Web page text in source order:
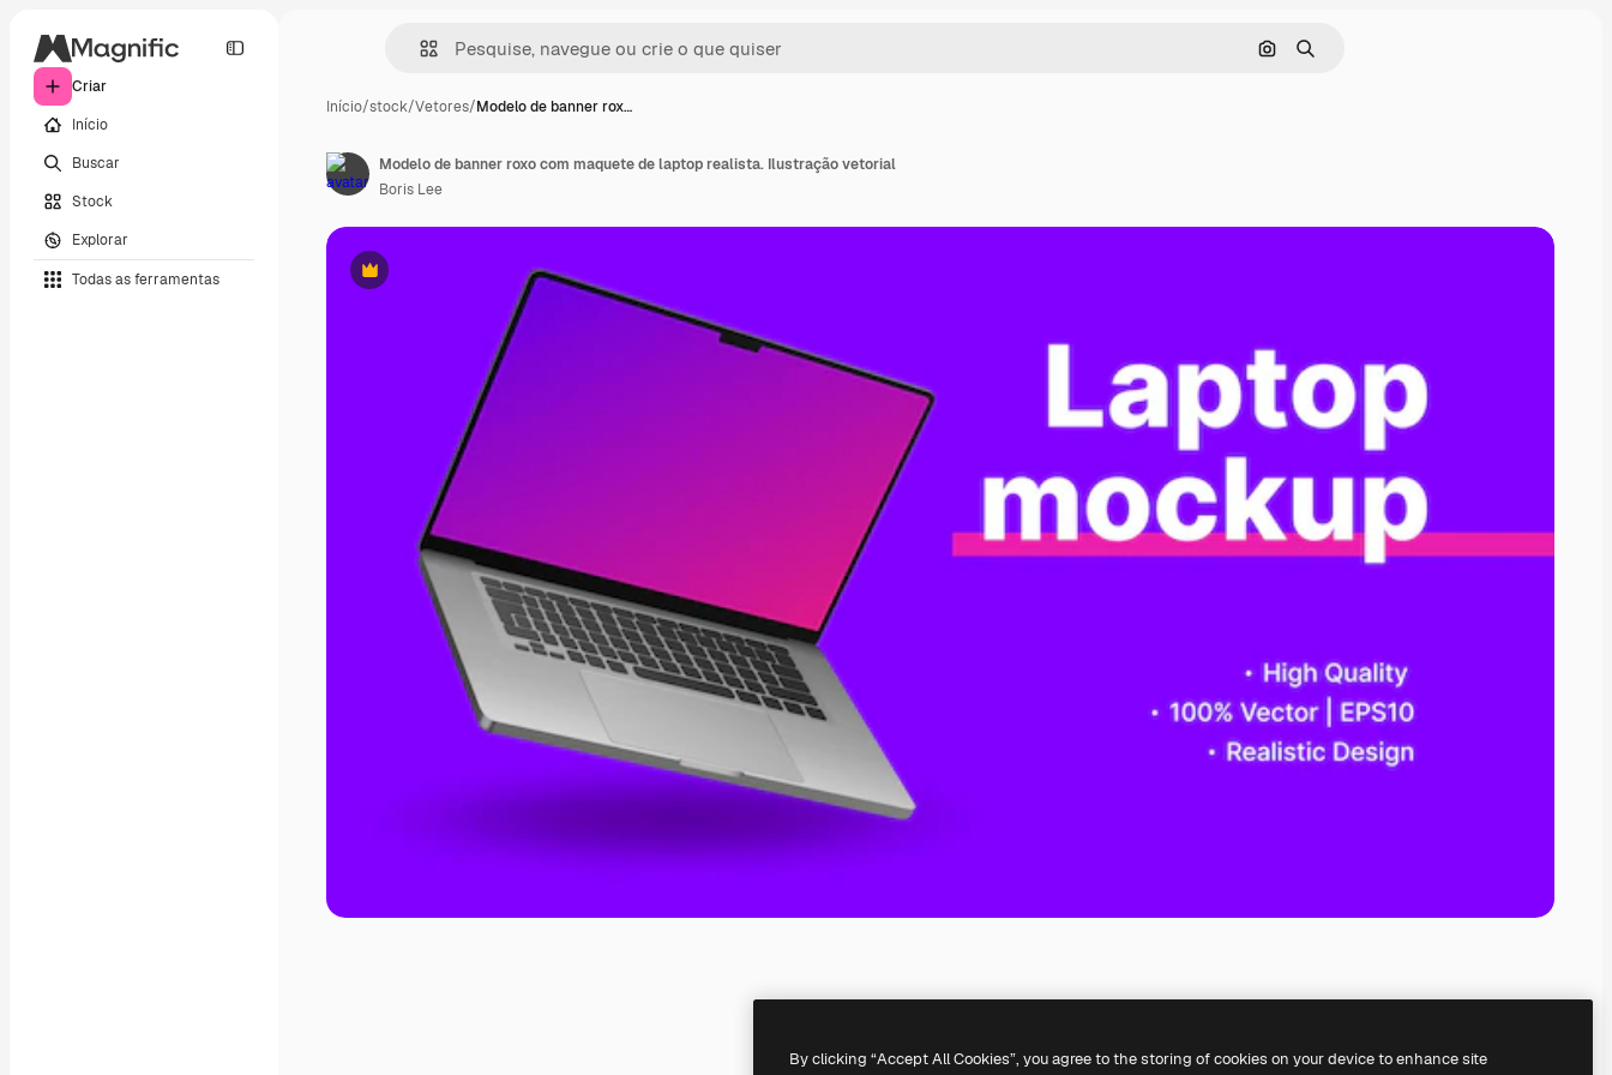
Criar
Início
Buscar
Stock
Explorar
Todas as ferramentas
Pesquisar por imagem
Buscar
Início/stock/Vetores/Modelo de banner rox…
Premium
Modelo de banner roxo com maquete de laptop realista. Ilustração vetorial
Boris Lee
By clicking “Accept All Cookies”, you agree to the storing of cookies on your device to enhance site